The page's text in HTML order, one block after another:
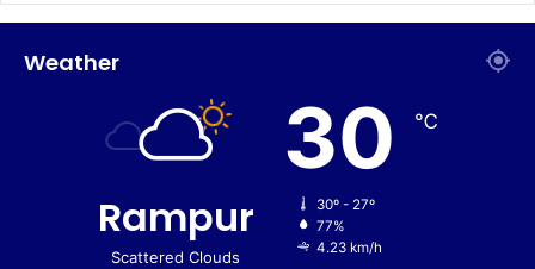
Weather
Rampur
Scattered Clouds
30 ℃
30º - 27º
77%
4.23 km/h